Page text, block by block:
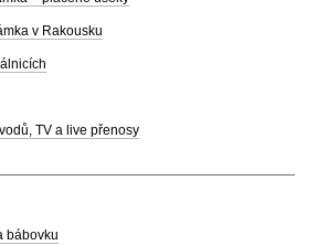
v Rakousku
TV a live přenosy
bábovku